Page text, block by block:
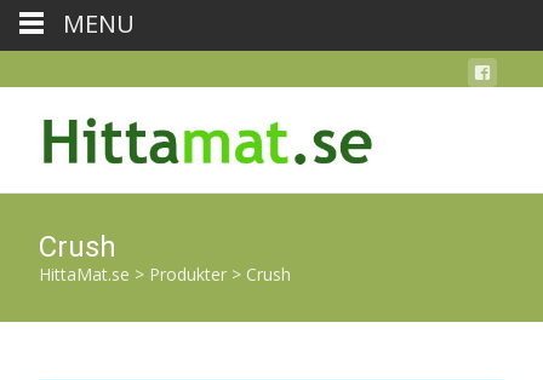
Crush
HittaMat.se > Produkter > Crush
MENU